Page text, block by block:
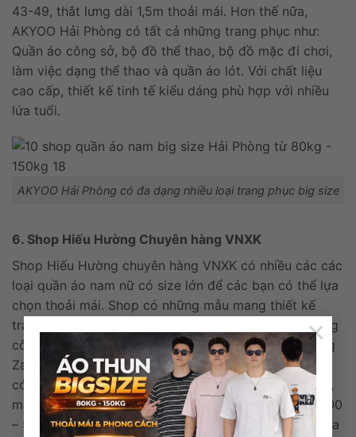
×
43-49, thắt lưng dài 1,5m thoải mái. Hơn thế nữa,
AKYOO Hải Phòng có tất cả những trang phục như:
Quần áo công sở, bộ đồ thể thao, bộ đồ mặc đi chơi,
làm việc dạng thể thao và quần áo lót. Với chất liệu
cao cấp, thiết kế tinh tế kiểu dáng phù hợp với nhiều
lứa tuổi.
AKYOO Hải Phòng có đa dạng nhiều loại trang phục big size
6. Shop Hiếu Hường Chuyên hàng VNXK
Shop Hiếu Hường chuyên hàng VNXK có nhiều các các
loại quần áo nam nữ có size lớn để các bạn có thể lựa
chọn thoải mái. Shop có những mẫu mang thiết kế
trang nhã từ số size L đến XL phù hợp để các cô nàng
công sở. Tại đây bạn có thể săn lùng những mặt hàng
Zara, Mango, H&M VNXK có thiết kế đơn giản nhưng
có phong cách thời trang đậm chất Tây. Hơn thế nữa,
mức giá của shop chỉ dao động trong khoảng 300.000
– 500.000 đồng là mức phù hợp với túi tiền chung của